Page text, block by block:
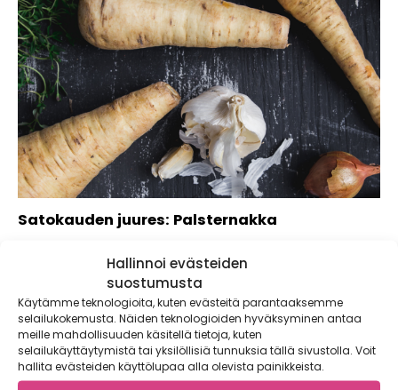
Hallinnoi evästeiden
suostumusta
Käytämme teknologioita, kuten evästeitä parantaaksemme
selailukokemusta. Näiden teknologioiden hyväksyminen antaa
meille mahdollisuuden käsitellä tietoja, kuten
selailukäyttäytymistä tai yksilöllisiä tunnuksia tällä sivustolla. Voit
hallita evästeiden käyttölupaa alla olevista painikkeista.
Satokauden juures: Palsternakka
on parasta juuri nyt. Palsternakka on ikivanha...